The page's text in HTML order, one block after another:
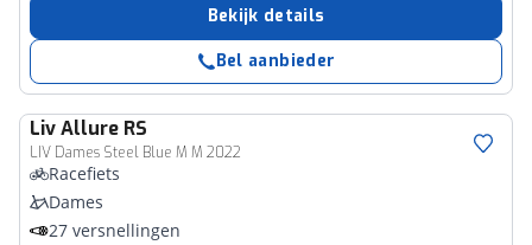
Bekijk details
Bel aanbieder
LivAllure RS
LIV Dames Steel Blue M M 2022
Racefiets
Dames
27 versnellingen